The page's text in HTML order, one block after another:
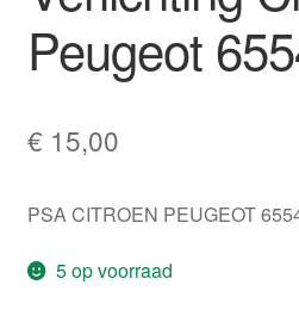
Peugeot
€ 15,00
PSA CITROEN PEUGEOT
5 op voorraad